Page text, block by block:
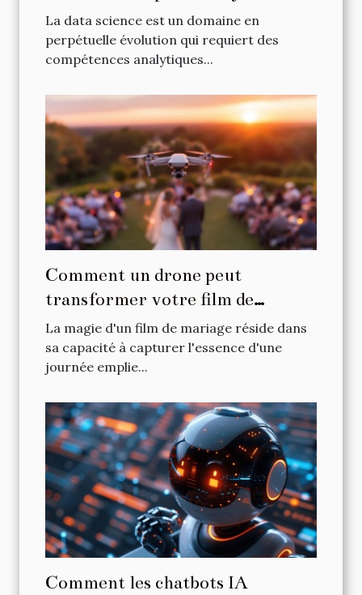
données
La data science est un domaine en
perpétuelle évolution qui requiert des
compétences analytiques...
Comment un drone peut
transformer votre film de
mariage en souvenir inoubliable
La magie d'un film de mariage réside dans
sa capacité à capturer l'essence d'une
journée emplie...
Comment les chatbots IA